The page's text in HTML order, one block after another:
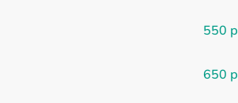
550 р
650 р